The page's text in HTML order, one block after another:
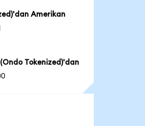
Amerikan
Tokenized)'dan